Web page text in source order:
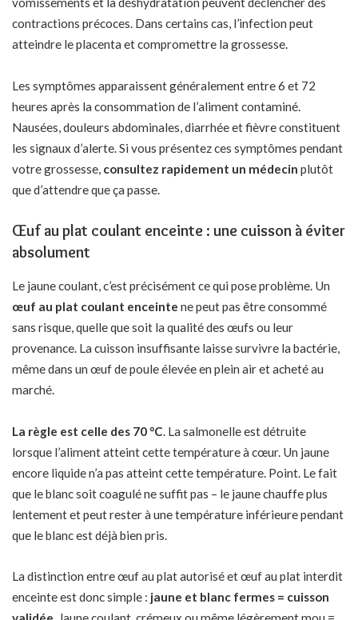
contractions précoces. Dans certains cas, l’infection peut
atteindre le placenta et compromettre la grossesse.
Les symptômes apparaissent généralement entre 6 et 72
heures après la consommation de l’aliment contaminé.
Nausées, douleurs abdominales, diarrhée et fièvre constituent
les signaux d’alerte. Si vous présentez ces symptômes pendant
votre grossesse, consultez rapidement un médecin plutôt
que d’attendre que ça passe.
Œuf au plat coulant enceinte : une cuisson à éviter
absolument
Le jaune coulant, c’est précisément ce qui pose problème. Un
œuf au plat coulant enceinte ne peut pas être consommé
sans risque, quelle que soit la qualité des œufs ou leur
provenance. La cuisson insuffisante laisse survivre la bactérie,
même dans un œuf de poule élevée en plein air et acheté au
marché.
La règle est celle des 70 °C. La salmonelle est détruite
lorsque l’aliment atteint cette température à cœur. Un jaune
encore liquide n’a pas atteint cette température. Point. Le fait
que le blanc soit coagulé ne suffit pas – le jaune chauffe plus
lentement et peut rester à une température inférieure pendant
que le blanc est déjà bien pris.
La distinction entre œuf au plat autorisé et œuf au plat interdit
enceinte est donc simple : jaune et blanc fermes = cuisson